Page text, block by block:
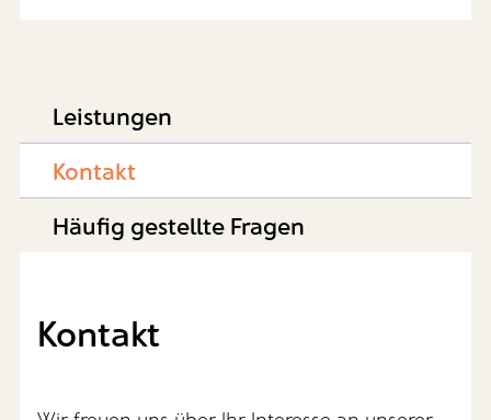
Leistungen
Kontakt
Häufig gestellte Fragen
Kontakt